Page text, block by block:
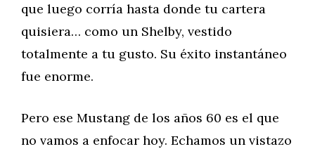
que luego corría hasta donde tu cartera
quisiera… como un Shelby, vestido
totalmente a tu gusto. Su éxito instantáneo
fue enorme.
Pero ese Mustang de los años 60 es el que
no vamos a enfocar hoy. Echamos un vistazo